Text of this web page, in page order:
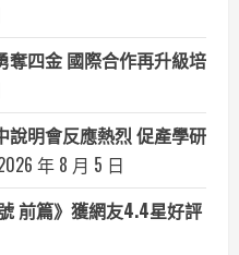
奪四金 國際合作再升級培
說明會反應熱烈 促產學研
年 8 月 5 日
前篇》獲網友4.4星好評